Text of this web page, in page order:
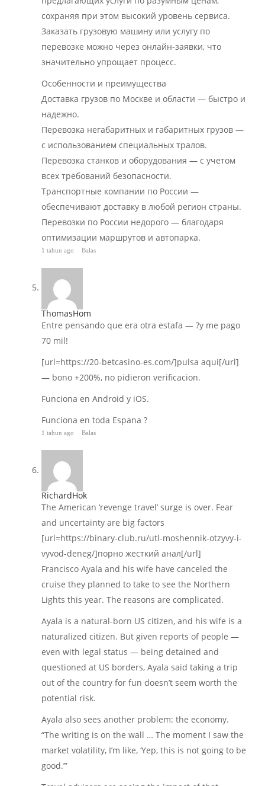
сохраняя при этом высокий уровень сервиса.
Заказать грузовую машину или услугу по
перевозке можно через онлайн-заявки, что
значительно упрощает процесс.
Особенности и преимущества
Доставка грузов по Москве и области — быстро и
надежно.
Перевозка негабаритных и габаритных грузов —
с использованием специальных тралов.
Перевозка станков и оборудования — с учетом
всех требований безопасности.
Транспортные компании по России —
обеспечивают доставку в любой регион страны.
Перевозки по России недорого — благодаря
оптимизации маршрутов и автопарка.
1 tahun ago Balas
ThomasHom
Entre pensando que era otra estafa — ?y me pago
70 mil!
[url=https://20-betcasino-es.com/]pulsa aqui[/url]
— bono +200%, no pidieron verificacion.
Funciona en Android y iOS.
Funciona en toda Espana ?
1 tahun ago Balas
RichardHok
The American ‘revenge travel’ surge is over. Fear
and uncertainty are big factors
[url=https://binary-club.ru/utl-moshennik-otzyvy-i-
vyvod-deneg/]порно жесткий анал[/url]
Francisco Ayala and his wife have canceled the
cruise they planned to take to see the Northern
Lights this year. The reasons are complicated.
Ayala is a natural-born US citizen, and his wife is a
naturalized citizen. But given reports of people —
even with legal status — being detained and
questioned at US borders, Ayala said taking a trip
out of the country for fun doesn’t seem worth the
potential risk.
Ayala also sees another problem: the economy.
“The writing is on the wall … The moment I saw the
market volatility, I’m like, ‘Yep, this is not going to be
good.’”